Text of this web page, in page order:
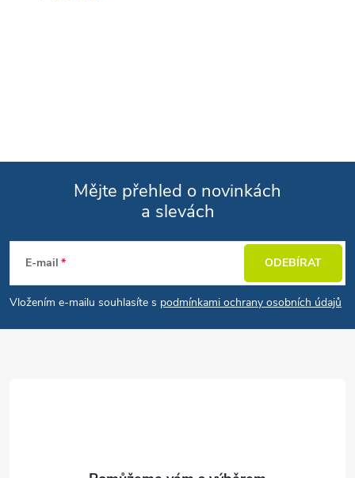
Mějte přehled o novinkách
a slevách
E-mail
Vložením e-mailu souhlasíte s podmínkami ochrany osobních údajů
ODEBÍRAT